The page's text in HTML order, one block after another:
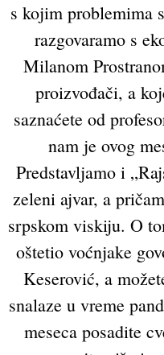
s kojim problemima
razgovaramo s
Milanom
proizvođači, a
saznaćete od
nam je ovog
Predstavljamo i
zeleni ajvar, a
srpskom viskiju. O
oštetio voćnjake
Keserović, a
snalaze u vreme
meseca posadite